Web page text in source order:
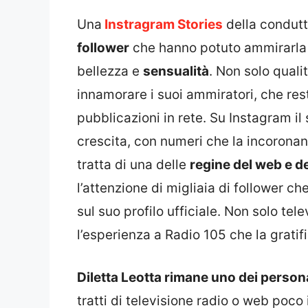
Una Instragram Stories della
follower che hanno potuto
bellezza e sensualità. Non solo
innamorare i suoi ammiratori, che
pubblicazioni in rete. Su Instagram
crescita, con numeri che la
tratta di una delle regine del web e
l’attenzione di migliaia di follower
sul suo profilo ufficiale. Non solo
l’esperienza a Radio 105 che la
Diletta Leotta rimane uno dei
tratti di televisione radio o web